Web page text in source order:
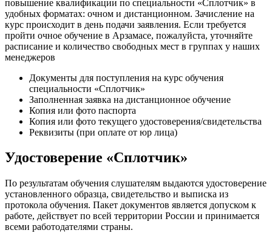
повышение квалификации по специальности «Сплотчик» в
удобных форматах: очном и дистанционном. Зачисление на
курс происходит в день подачи заявления. Если требуется
пройти очное обучение в Арзамасе, пожалуйста, уточняйте
расписание и количество свободных мест в группах у наших
менеджеров
Документы для поступления на курс обучения
специальности «Сплотчик»
Заполненная заявка на дистанционное обучение
Копия или фото паспорта
Копия или фото текущего удостоверения/свидетельства
Реквизиты (при оплате от юр лица)
Удостоверение «Сплотчик»
По результатам обучения слушателям выдаются удостоверение
установленного образца, свидетельство и выписка из
протокола обучения. Пакет документов является допуском к
работе, действует по всей территории России и принимается
всеми работодателями страны.